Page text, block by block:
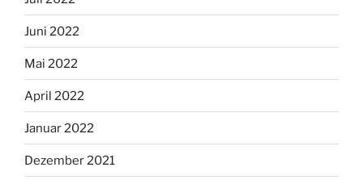
Juni 2022
Mai 2022
April 2022
Januar 2022
Dezember 2021